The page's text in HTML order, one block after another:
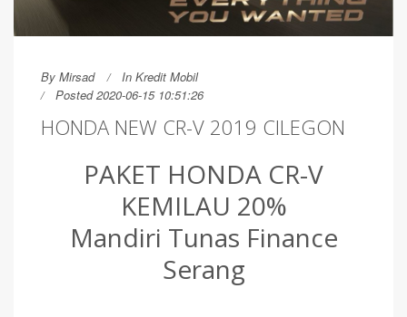
By Mirsad In Kredit Mobil
Posted 2020-06-15 10:51:26
HONDA NEW CR-V 2019 CILEGON
PAKET HONDA CR-V
KEMILAU 20%
Mandiri Tunas Finance
Serang